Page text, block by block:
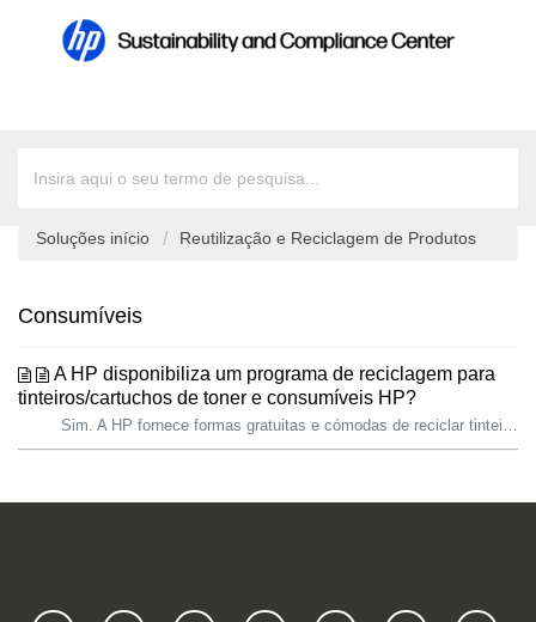
Soluções início Reutilização e Reciclagem de Produtos
Consumíveis
A HP disponibiliza um programa de reciclagem para
tinteiros/cartuchos de toner e consumíveis HP?
Sim. A HP fornece formas gratuitas e cómodas de reciclar tinteiros e cartuchos de toner HP Originais usados e cartuchos de toner Samsung em 67 países e terr...